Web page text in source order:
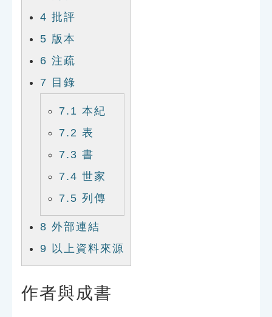
4 批評
5 版本
6 注疏
7 目錄
7.1 本紀
7.2 表
7.3 書
7.4 世家
7.5 列傳
8 外部連結
9 以上資料來源
作者與成書